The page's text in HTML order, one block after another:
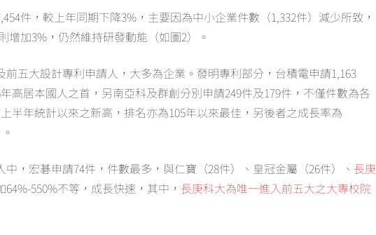
件，較上年同期下降3%，主要因為中小企業件數（1,332件）減少所致，
增加3%，仍然維持研發動能（如圖2）。
五大設計專利申請人，大多為企業。發明專利部分，台積電申請1,163
高居本國人之首，另南亞科及群創分別申請249件及179件，不僅件數為各
半年統計以來之新高，排名亦為105年以來最佳，另後者之成長率為
，宏碁申請74件，件數最多，與仁寶（28件）、皇冠金屬（26件）、 長庚
64%-550%不等，成長快速，其中， 長庚科大為唯一進入前五大之大專校院